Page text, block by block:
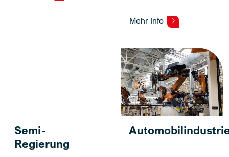
Mehr Info
Semi-
Regierung